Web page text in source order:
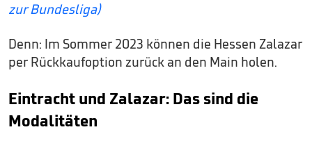
zur Bundesliga)
Denn: Im Sommer 2023 können die Hessen Zalazar
per Rückkaufoption zurück an den Main holen.
Eintracht und Zalazar: Das sind die
Modalitäten